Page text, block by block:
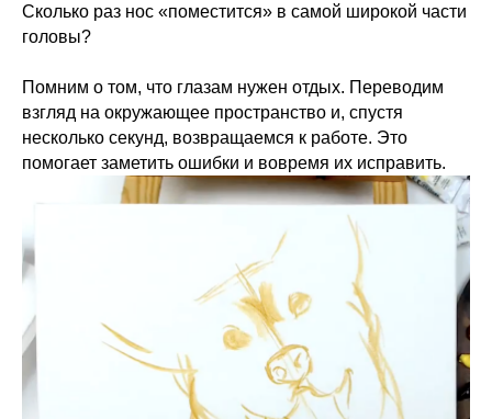
Сколько раз нос «поместится» в самой широкой части
головы?
Помним о том, что глазам нужен отдых. Переводим
взгляд на окружающее пространство и, спустя
несколько секунд, возвращаемся к работе. Это
помогает заметить ошибки и вовремя их исправить.